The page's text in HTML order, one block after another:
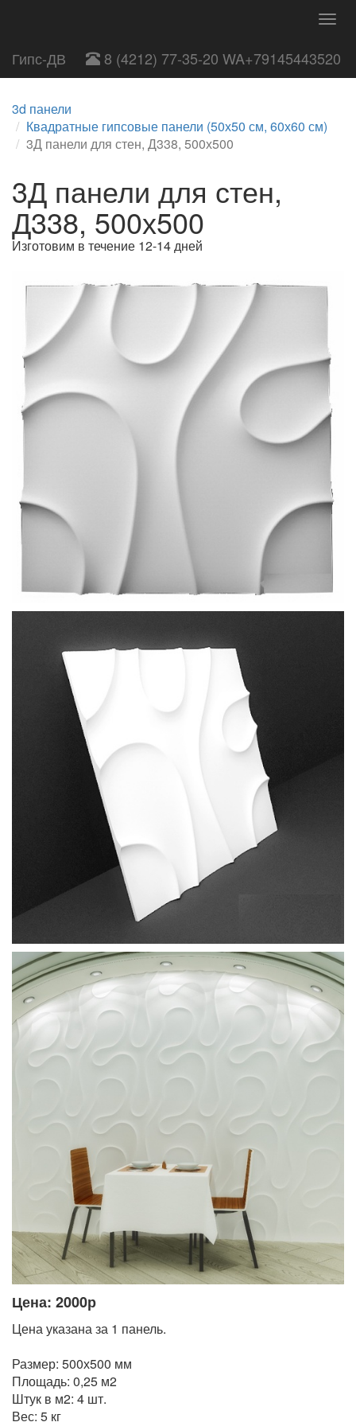
Гипс-ДВ 8 (4212) 77-35-20 WA+79145443520
3d панели
Квадратные гипсовые панели (50х50 см, 60х60 см)
3Д панели для стен, Д338, 500х500
3Д панели для стен,
Д338, 500х500
Изготовим в течение 12-14 дней
Цена: 2000р
Цена указана за 1 панель.
Размер: 500х500 мм
Площадь: 0,25 м2
Штук в м2: 4 шт.
Вес: 5 кг